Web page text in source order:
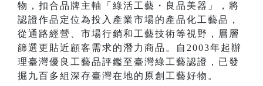
物，扣合品牌主軸「綠活工藝・良品美器」，將
認證作品定位為投入產業市場的產品化工藝品，
從通路經營、市場行銷和工藝技術等視野，層層
篩選更貼近顧客需求的潛力商品。自2003年起辦
理臺灣優良工藝品評鑑至臺灣綠工藝認證，已發
掘九百多組深存臺灣在地的原創工藝好物。